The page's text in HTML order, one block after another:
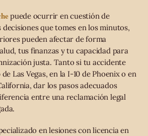
puede ocurrir en cuestión de
decisiones que tomes en los minutos,
pueden afectar de forma
tus finanzas y tu capacidad para
justa. Tanto si tu accidente
Las Vegas, en la I-10 de Phoenix o en
dar los pasos adecuados
entre una reclamación legal
en lesiones con licencia en